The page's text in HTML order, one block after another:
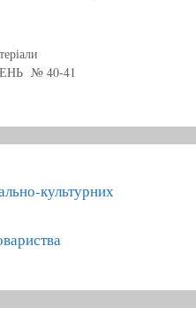
№ 40-41
культурних